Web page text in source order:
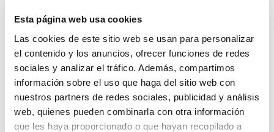
Esta página web usa cookies
Las cookies de este sitio web se usan para personalizar
el contenido y los anuncios, ofrecer funciones de redes
sociales y analizar el tráfico. Además, compartimos
información sobre el uso que haga del sitio web con
nuestros partners de redes sociales, publicidad y análisis
web, quienes pueden combinarla con otra información
que les haya proporcionado o que hayan recopilado a
La copa menstrual, pros y
contras
¿Qué es la copa menstrual? La copa menstrual es
un recipiente que sirve para recoger el sangrado
de la menstruación desde el interior de la vagina.
Está fabricada con silicona […]
Leer más >